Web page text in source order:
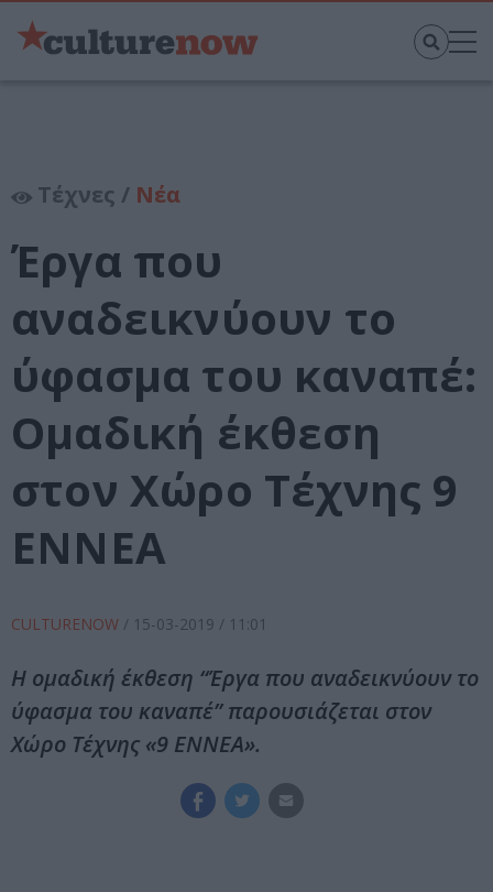
Τέχνες / Νέα
Έργα που
αναδεικνύουν το
ύφασμα του καναπέ:
Ομαδική έκθεση
στον Χώρο Τέχνης 9
ΕΝΝΕΑ
CULTURENOW / 15-03-2019 / 11:01
Η ομαδική έκθεση “Έργα που αναδεικνύουν το
ύφασμα του καναπέ” παρουσιάζεται στον
Χώρο Τέχνης «9 ΕΝΝΕΑ».